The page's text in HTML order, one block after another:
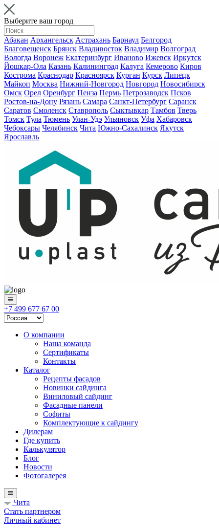
Выберите ваш город
Абакан Архангельск Астрахань Барнаул Белгород
Благовещенск Брянск Владивосток Владимир Волгоград
Вологда Воронеж Екатеринбург Иваново Ижевск Иркутск
Йошкар-Ола Казань Калининград Калуга Кемерово Киров
Кострома Краснодар Красноярск Курган Курск Липецк
Майкоп Москва Нижний-Новгород Новгород Новосибирск
Омск Орел Оренбург Пенза Пермь Петрозаводск Псков
Ростов-на-Дону Рязань Самара Санкт-Петербург Саранск
Саратов Смоленск Ставрополь Сыктывкар Тамбов Тверь
Томск Тула Тюмень Улан-Удэ Ульяновск Уфа Хабаровск
Чебоксары Челябинск Чита Южно-Сахалинск Якутск
Ярославль
+7 499 677 67 00
О компании
Наша команда
Сертификаты
Контакты
Каталог
Рецепты фасадов
Новинки сайдинга
Виниловый сайдинг
Фасадные панели
Софиты
Комплектующие к сайдингу
Дилерам
Где купить
Калькулятор
Блог
Новости
Фотогалерея
Чита
Стать партнером
Личный кабинет